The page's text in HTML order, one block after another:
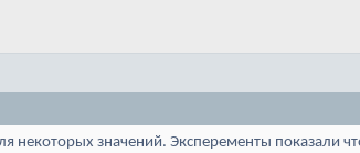
некоторых значений. Эксперементы показали